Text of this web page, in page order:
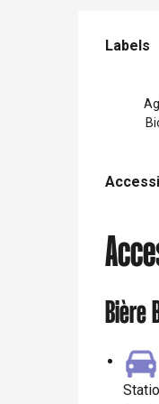
Offres
Labels
Labels
Bière